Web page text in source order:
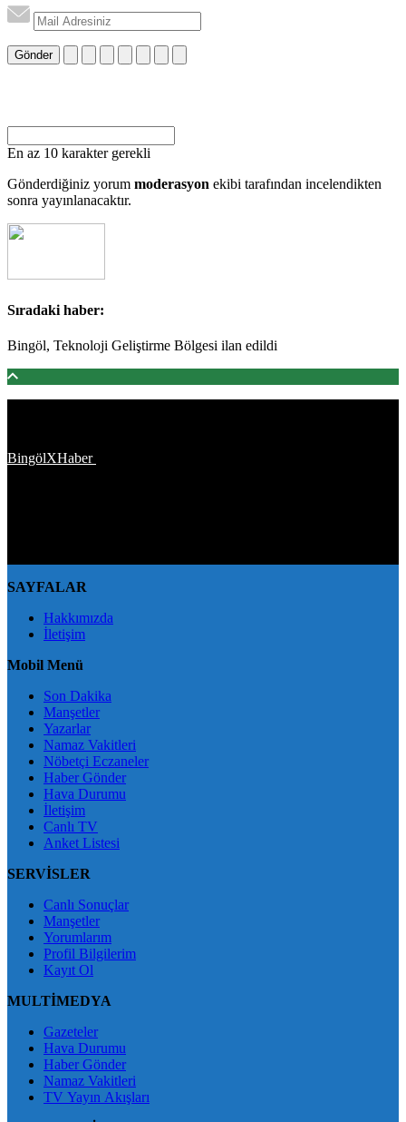
Gönder
En az 10 karakter gerekli
Gönderdiğiniz yorum moderasyon ekibi tarafından incelendikten
sonra yayınlanacaktır.
Sıradaki haber:
Bingöl, Teknoloji Geliştirme Bölgesi ilan edildi
BingölXHaber
SAYFALAR
Hakkımızda
İletişim
Mobil Menü
Son Dakika
Manşetler
Yazarlar
Namaz Vakitleri
Nöbetçi Eczaneler
Haber Gönder
Hava Durumu
İletişim
Canlı TV
Anket Listesi
SERVİSLER
Canlı Sonuçlar
Manşetler
Yorumlarım
Profil Bilgilerim
Kayıt Ol
MULTİMEDYA
Gazeteler
Hava Durumu
Haber Gönder
Namaz Vakitleri
TV Yayın Akışları